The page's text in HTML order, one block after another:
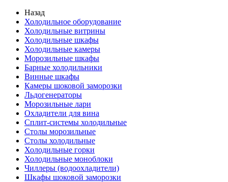
Назад
Холодильное оборудование
Холодильные витрины
Холодильные шкафы
Холодильные камеры
Морозильные шкафы
Барные холодильники
Винные шкафы
Камеры шоковой заморозки
Льдогенераторы
Морозильные лари
Охладители для вина
Сплит-системы холодильные
Столы морозильные
Столы холодильные
Холодильные горки
Холодильные моноблоки
Чиллеры (водоохладители)
Шкафы шоковой заморозки